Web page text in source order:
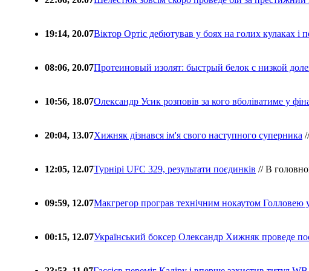
19:14, 20.07Віктор Ортіс дебютував у боях на голих кулаках
08:06, 20.07Протеиновый изолят: быстрый белок с низкой
10:56, 18.07Олександр Усик розповів за кого вболіватиме у
20:04, 13.07Хижняк дізнався ім'я свого наступного суперника
12:05, 12.07Турнірі UFC 329, результати поєдинків // В
09:59, 12.07Макгрегор програв технічним нокаутом Голловею
00:15, 12.07Український боксер Олександр Хижняк проведе